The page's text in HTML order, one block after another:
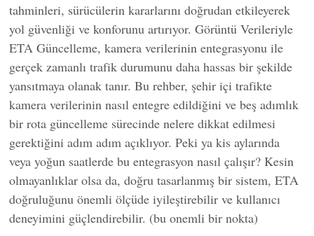
tahminleri, sürücülerin kararlarını doğrudan etkileyerek
yol güvenliği ve konforunu artırıyor. Görüntü Verileriyle
ETA Güncelleme, kamera verilerinin entegrasyonu ile
gerçek zamanlı trafik durumunu daha hassas bir şekilde
yansıtmaya olanak tanır. Bu rehber, şehir içi trafikte
kamera verilerinin nasıl entegre edildiğini ve beş adımlık
bir rota güncelleme sürecinde nelere dikkat edilmesi
gerektiğini adım adım açıklıyor. Peki ya kis aylarında
veya yoğun saatlerde bu entegrasyon nasıl çalışır? Kesin
olmayanlıklar olsa da, doğru tasarlanmış bir sistem, ETA
doğruluğunu önemli ölçüde iyileştirebilir ve kullanıcı
deneyimini güçlendirebilir. (bu onemli bir nokta)